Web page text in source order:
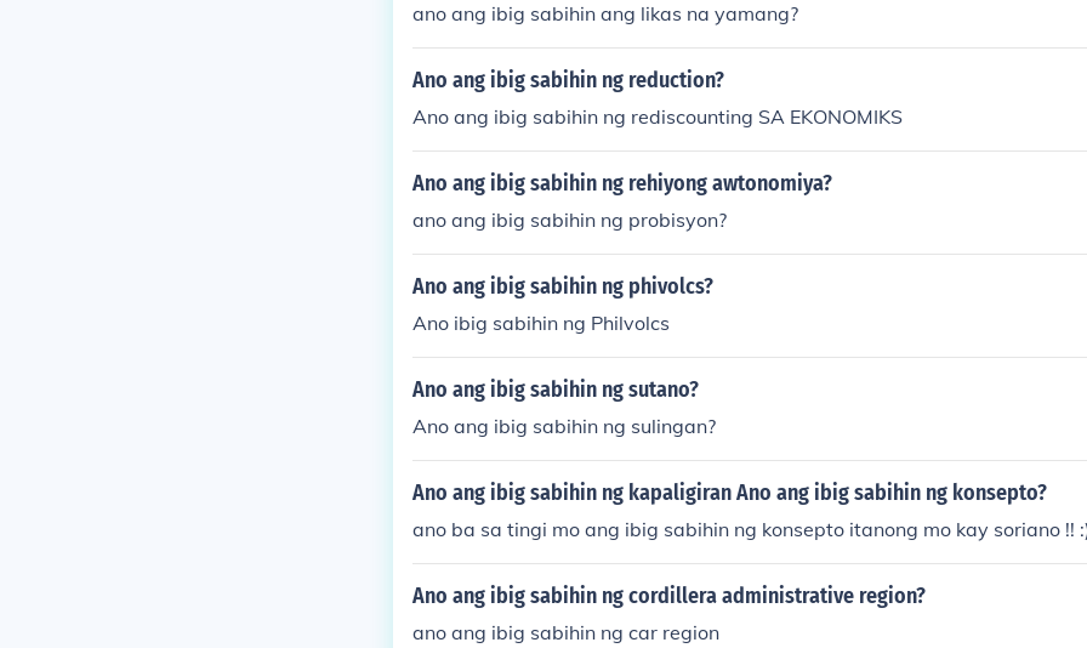
ano ang ibig sabihin ang likas na yamang?
Ano ang ibig sabihin ng reduction?
Ano ang ibig sabihin ng rediscounting SA EKONOMIKS
Ano ang ibig sabihin ng rehiyong awtonomiya?
ano ang ibig sabihin ng probisyon?
Ano ang ibig sabihin ng phivolcs?
Ano ibig sabihin ng Philvolcs
Ano ang ibig sabihin ng sutano?
Ano ang ibig sabihin ng sulingan?
Ano ang ibig sabihin ng kapaligiran Ano ang ibig sabihin ng konsepto?
ano ba sa tingi mo ang ibig sabihin ng konsepto itanong mo kay soriano !!
Ano ang ibig sabihin ng cordillera administrative region?
ano ang ibig sabihin ng car region